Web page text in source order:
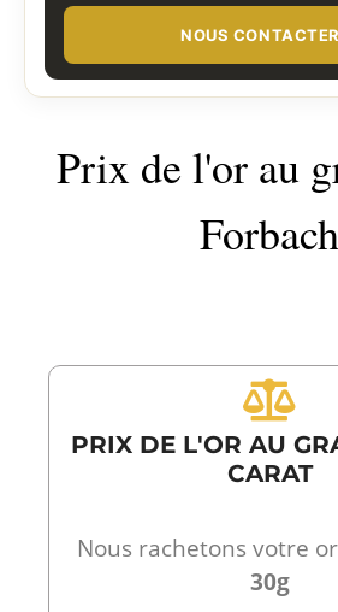
NOUS CONTACTER
Prix de l'or au
Forbach
PRIX DE L'OR AU
CARAT
Nous rachetons votre or
30g